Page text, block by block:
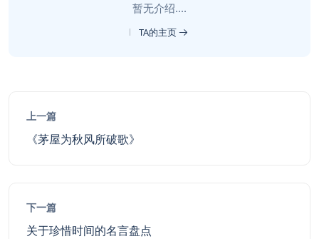
暂无介绍....
TA的主页
上一篇
《茅屋为秋风所破歌》
下一篇
关于珍惜时间的名言盘点